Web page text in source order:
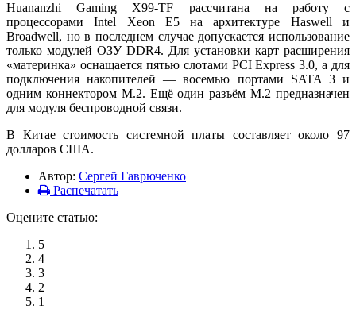
Huananzhi Gaming X99-TF рассчитана на работу с
процессорами Intel Xeon E5 на архитектуре Haswell и
Broadwell, но в последнем случае допускается использование
только модулей ОЗУ DDR4. Для установки карт расширения
«материнка» оснащается пятью слотами PCI Express 3.0, а для
подключения накопителей — восемью портами SATA 3 и
одним коннектором M.2. Ещё один разъём M.2 предназначен
для модуля беспроводной связи.
В Китае стоимость системной платы составляет около 97
долларов США.
Автор: Сергей Гаврюченко
Распечатать
Оцените статью:
5
4
3
2
1